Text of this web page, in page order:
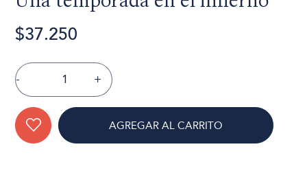
$37.250
- +
AGREGAR AL CARRITO